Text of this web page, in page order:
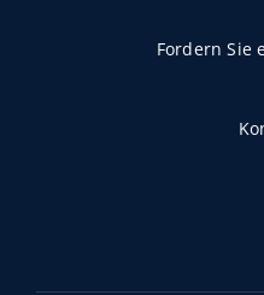
Fordern Sie